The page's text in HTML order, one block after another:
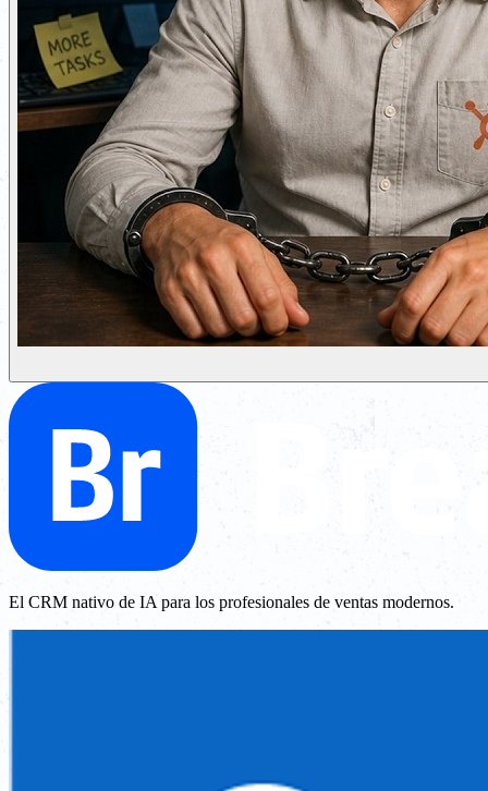
El CRM nativo de IA para los profesionales de ventas modernos.